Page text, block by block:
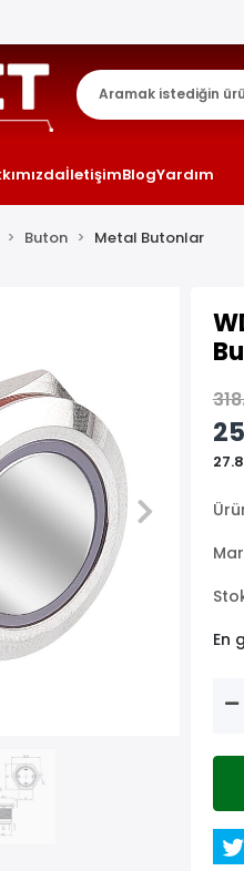
İletişimBlogYardım
Buton Metal Butonlar
En